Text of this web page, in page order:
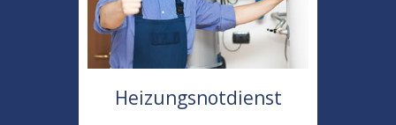
Heizungsnotdienst